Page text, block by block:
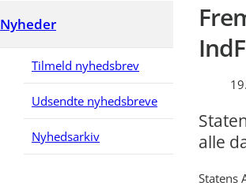
Nyheder
Tilmeld nyhedsbrev
Udsendte nyhedsbreve
Nyhedsarkiv
alle
Statens